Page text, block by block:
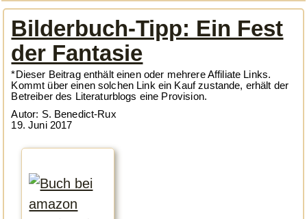
Bilderbuch-Tipp: Ein Fest
der Fantasie
*Dieser Beitrag enthält einen oder mehrere Affiliate Links.
Kommt über einen solchen Link ein Kauf zustande, erhält der
Betreiber des Literaturblogs eine Provision.
Autor: S. Benedict-Rux
19. Juni 2017